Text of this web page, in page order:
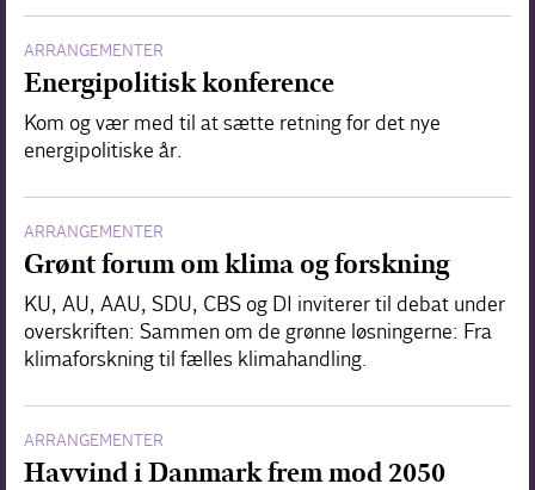
ARRANGEMENTER
Energipolitisk konference
Kom og vær med til at sætte retning for det nye
energipolitiske år.
ARRANGEMENTER
Grønt forum om klima og forskning
KU, AU, AAU, SDU, CBS og DI inviterer til debat under
overskriften: Sammen om de grønne løsningerne: Fra
klimaforskning til fælles klimahandling.
ARRANGEMENTER
Havvind i Danmark frem mod 2050